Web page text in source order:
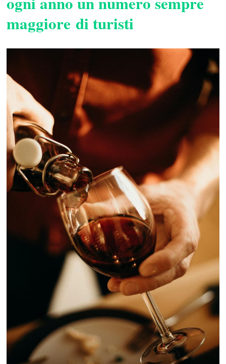
maggiore di turisti